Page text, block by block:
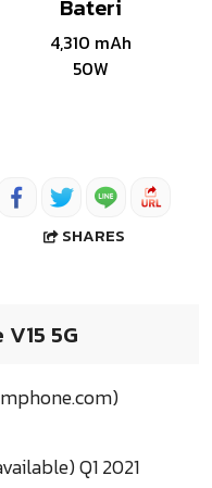
Bateri
4,310 mAh
50W
SHARES
5G
Q1 2021